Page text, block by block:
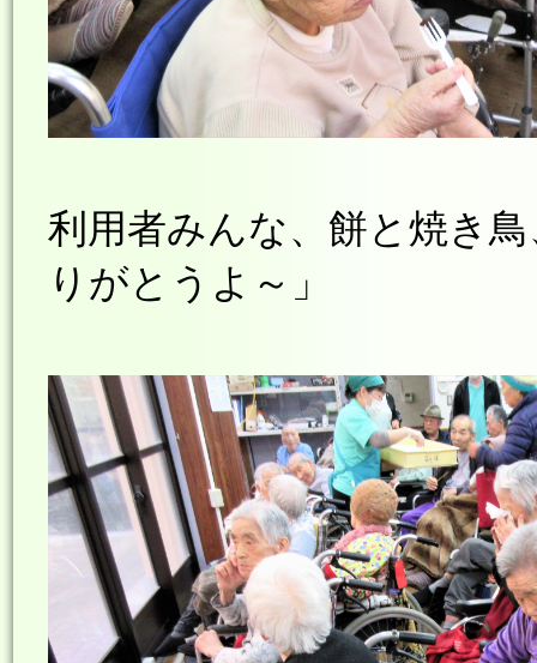
利用者みんな、餅と焼き
りがとうよ～」